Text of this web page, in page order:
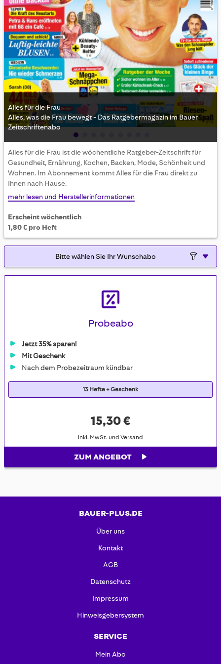
to
the
beginning
of
the
gallery
Alles für die Frau
Alles, was die Frau bewegt - Das Ratgebermagazin im Bauer
Zeitschriftenabo
Alles für die Frau ist die wöchentliche Ratgeber-Zeitschrift für
Gesundheit, Ernährung, Kochen, Backen, Mode, Schönheit und
Wohnen. Im Abonnement kommt Alles für die Frau direkt zu
Ihnen nach Hause.
mehr lesen und Herstellerinformationen
Erscheint wöchentlich
1,80 € pro Heft
Probeabo
Jetzt 35% sparen!
Mit Geschenk
Nach dem Probezeitraum kündbar
13 Hefte + Geschenk
15,30 €
inkl. MwSt. und Versand
ZUM ANGEBOT
BAUER-PLUS.DE
Über uns
Kontakt
AGB
Datenschutz
Impressum
Hinweisgebersystem
SERVICE
Mein Abo